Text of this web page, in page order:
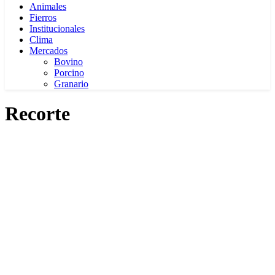
Animales
Fierros
Institucionales
Clima
Mercados
Bovino
Porcino
Granario
Recorte